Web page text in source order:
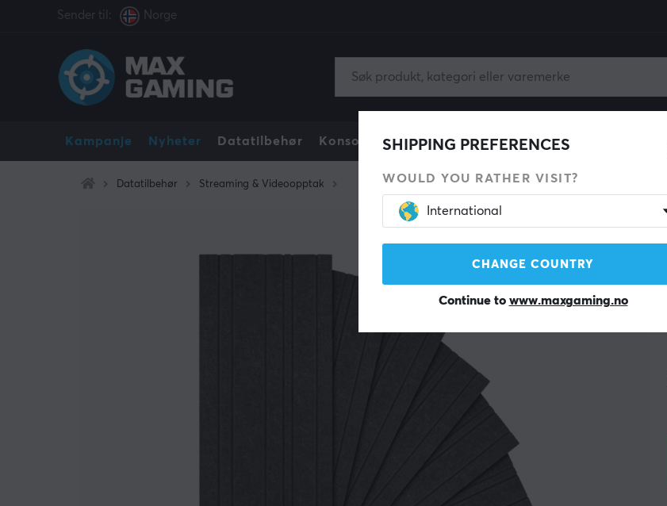
Sender til: Norge
Kampanje Nyheter Datatilbehør Konsoll Gamingstol Mobiltilbehør
SHIPPING PREFERENCES
WOULD YOU RATHER VISIT?
International
CHANGE COUNTRY
Continue to www.maxgaming.no
Datatilbehør Streaming & Videoopptak